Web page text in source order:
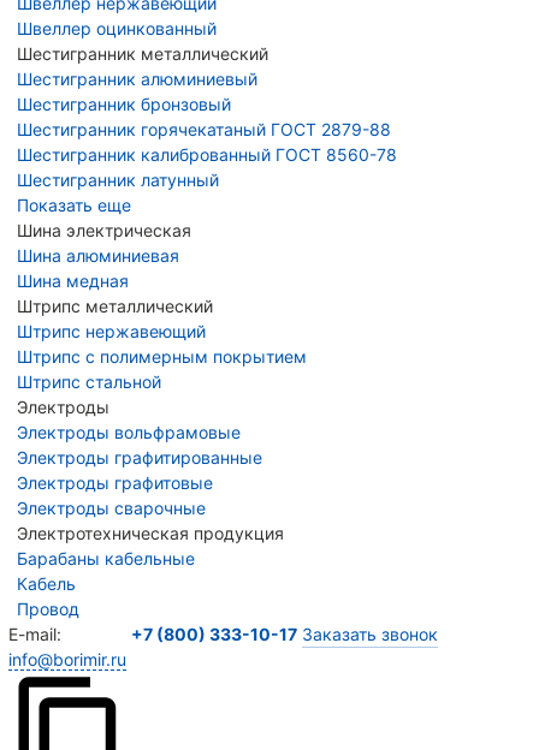
Швеллер оцинкованный
Шестигранник металлический
Шестигранник алюминиевый
Шестигранник бронзовый
Шестигранник горячекатаный ГОСТ 2879-88
Шестигранник калиброванный ГОСТ 8560-78
Шестигранник латунный
Показать еще
Шина электрическая
Шина алюминиевая
Шина медная
Штрипс металлический
Штрипс нержавеющий
Штрипс с полимерным покрытием
Штрипс стальной
Электроды
Электроды вольфрамовые
Электроды графитированные
Электроды графитовые
Электроды сварочные
Электротехническая продукция
Барабаны кабельные
Кабель
Провод
E-mail:
info@borimir.ru
+7 (800) 333-10-17 Заказать звонок